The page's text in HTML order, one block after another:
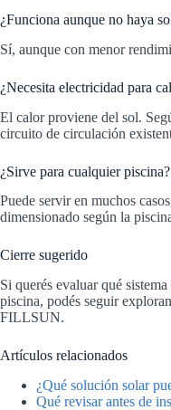
¿Funciona aunque no haya
Sí, aunque con menor
¿Necesita electricidad para
El calor proviene del sol.
circuito de circulación
¿Sirve para cualquier piscina?
Puede servir en muchos
dimensionado según la
Cierre sugerido
Si querés evaluar qué
piscina, podés seguir
FILLSUN.
Artículos relacionados
¿Qué solución solar
Qué revisar antes de